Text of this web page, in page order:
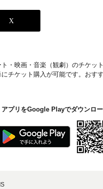
・映画・音楽（観劇）のチケッ
チケット購入が可能です。おす
アプリをGoogle Playでダウンロ